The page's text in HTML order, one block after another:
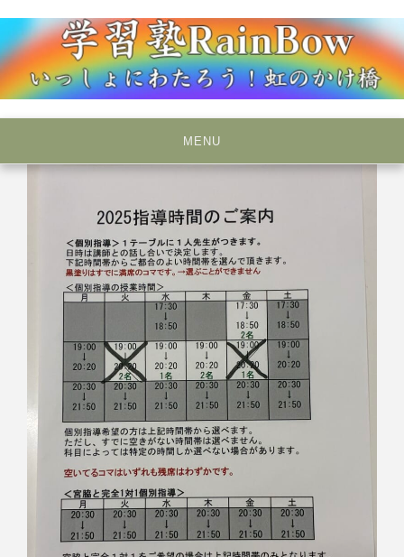
to
content
学習塾RainBow
MENU